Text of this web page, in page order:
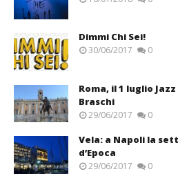
Dimmi Chi Sei!
30/06/2017 0
Roma, il 1 luglio
Braschi
29/06/2017 0
Vela: a Napoli la
d’Epoca
29/06/2017 0